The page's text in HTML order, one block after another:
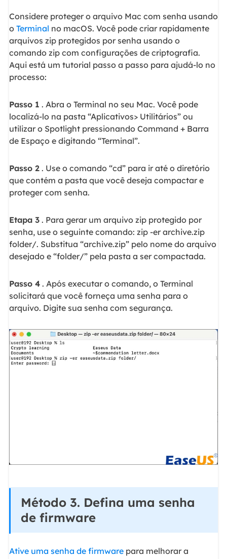
Considere proteger o arquivo Mac com senha usando
o Terminal no macOS. Você pode criar rapidamente
arquivos zip protegidos por senha usando o
comando zip com configurações de criptografia.
Aqui está um tutorial passo a passo para ajudá-lo no
processo:
Passo 1 . Abra o Terminal no seu Mac. Você pode
localizá-lo na pasta “Aplicativos> Utilitários” ou
utilizar o Spotlight pressionando Command + Barra
de Espaço e digitando “Terminal”.
Passo 2. Use o comando “cd” para ir até o diretório
que contém a pasta que você deseja compactar e
proteger com senha.
Etapa 3. Para gerar um arquivo zip protegido por
senha, use o seguinte comando: zip -er archive.zip
folder/. Substitua “archive.zip” pelo nome do arquivo
desejado e “folder/” pela pasta a ser compactada.
Passo 4. Após executar o comando, o Terminal
solicitará que você forneça uma senha para o
arquivo. Digite sua senha com segurança.
Método 3. Defina uma senha
de firmware
Ative uma senha de firmwarepara melhorar a